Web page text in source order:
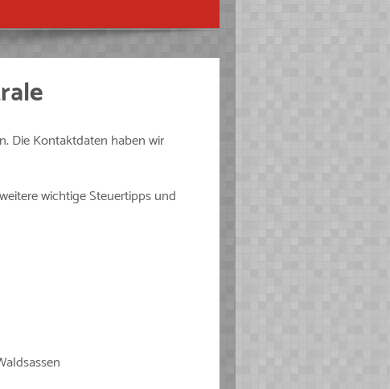
Die Kontaktdaten haben wir
wichtige Steuertipps und